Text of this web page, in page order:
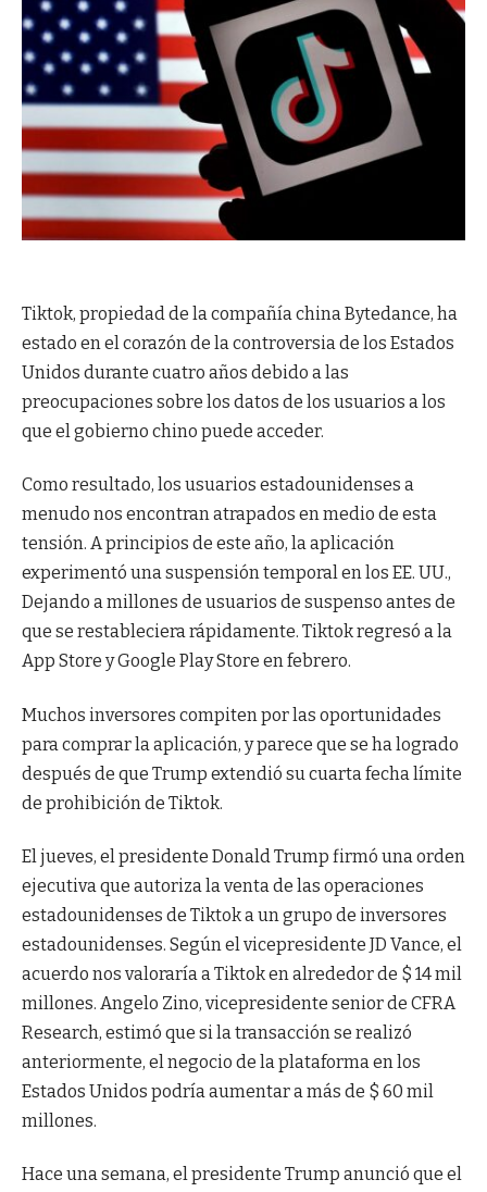
Tiktok, propiedad de la compañía china Bytedance, ha
estado en el corazón de la controversia de los Estados
Unidos durante cuatro años debido a las
preocupaciones sobre los datos de los usuarios a los
que el gobierno chino puede acceder.
Como resultado, los usuarios estadounidenses a
menudo nos encontran atrapados en medio de esta
tensión. A principios de este año, la aplicación
experimentó una suspensión temporal en los EE. UU.,
Dejando a millones de usuarios de suspenso antes de
que se restableciera rápidamente. Tiktok regresó a la
App Store y Google Play Store en febrero.
Muchos inversores compiten por las oportunidades
para comprar la aplicación, y parece que se ha logrado
después de que Trump extendió su cuarta fecha límite
de prohibición de Tiktok.
El jueves, el presidente Donald Trump firmó una orden
ejecutiva que autoriza la venta de las operaciones
estadounidenses de Tiktok a un grupo de inversores
estadounidenses. Según el vicepresidente JD Vance, el
acuerdo nos valoraría a Tiktok en alrededor de $ 14 mil
millones. Angelo Zino, vicepresidente senior de CFRA
Research, estimó que si la transacción se realizó
anteriormente, el negocio de la plataforma en los
Estados Unidos podría aumentar a más de $ 60 mil
millones.
Hace una semana, el presidente Trump anunció que el